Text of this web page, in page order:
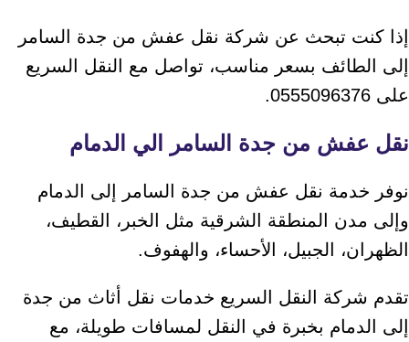
إذا كنت تبحث عن شركة نقل عفش من جدة السامر
إلى الطائف بسعر مناسب، تواصل مع النقل السريع
على 0555096376.
نقل عفش من جدة السامر الي الدمام
نوفر خدمة نقل عفش من جدة السامر إلى الدمام
وإلى مدن المنطقة الشرقية مثل الخبر، القطيف،
الظهران، الجبيل، الأحساء، والهفوف.
تقدم شركة النقل السريع خدمات نقل أثاث من جدة
إلى الدمام بخبرة في النقل لمسافات طويلة، مع